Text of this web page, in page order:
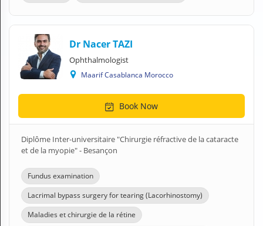
Dr Nacer TAZI
Ophthalmologist
Maarif Casablanca Morocco
Book Now
Diplôme Inter-universitaire "Chirurgie réfractive de la cataracte
et de la myopie" - Besançon
Fundus examination
Lacrimal bypass surgery for tearing (Lacorhinostomy)
Maladies et chirurgie de la rétine